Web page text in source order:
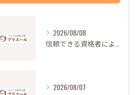
2026/08/08
2026/08/07